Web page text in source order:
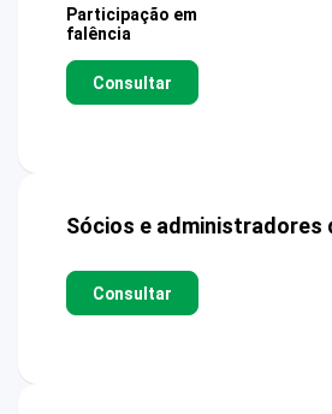
Participação em
falência
Consultar
Sócios e administradores
Consultar